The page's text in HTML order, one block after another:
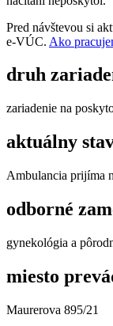
Pred návštevou si
e‑VÚC. Ako
druh
zariadenie na
aktuálny
Ambulancia prijíma
odborné
gynekológia a
miesto
Maurerova 895/21